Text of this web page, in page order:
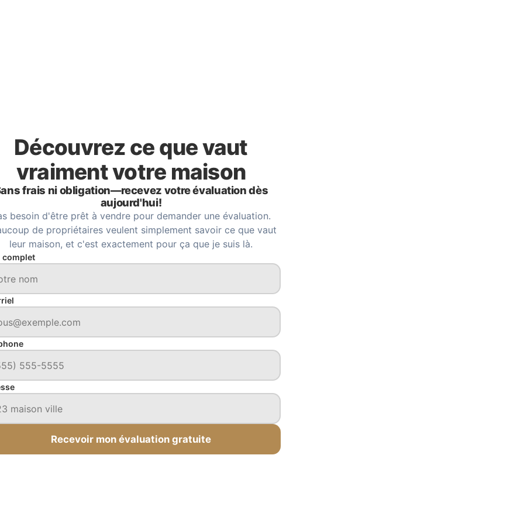
Découvrez ce que vaut
vraiment votre maison
frais ni obligation—recevez votre évaluation dès
aujourd'hui!
besoin d'être prêt à vendre pour demander une évaluation.
de propriétaires veulent simplement savoir ce que vaut
leur maison, et c'est exactement pour ça que je suis là.
complet
Recevoir mon évaluation gratuite